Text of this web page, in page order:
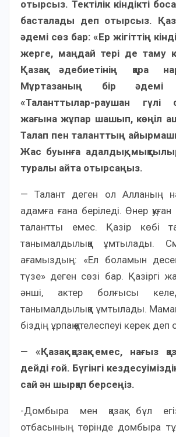
отырсыз. Тектілік кіндікті
басталады деп отырсыз.
әдемі сөз бар: «Ер жігіттің
жерге, маңдай тері де таму
Қазақ әдебиетінің қара
Мұртазаның бір
«Таланттылар-раушан гүлі
жағына жұпар шашып, көңіл
Талап пен таланттың
Жас буынға адалдық,
туралы айта отырсаңыз.
— Талант деген ол Алланың
адамға ғана беріледі. Өнер
талантты емес. Қазір көбі
танымалдылыққа ұмтылады.
ағамыздың: «Ел боламын
түзе» деген сөзі бар. Қазіргі
әнші, актер болғысы
танымалдылыққа ұмтылады.
біздің ұрпақ қателеспеуі керек
— «Қазақ қазақ емес, нағыз
дейді ғой. Бүгінгі
сай ән шырқап берсеңіз.
-Домбыра мен қазақ бұл
отбасының төрінде домбыра